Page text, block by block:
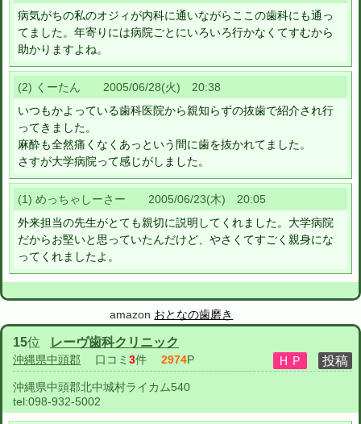
病気がちの私のオジィが内科に通いながらここの歯科にも通っ
てました。年寄りには病院ごとにいろいろ行かなくてすむから
助かりますよね。
(2) くーたん 2005/06/28(火) 20:38
いつもかよっている歯科医院から親知らずの抜歯で紹介され行
ってきました。
麻酔も全然痛くなくあっという間に歯を抜かれてました。
さすが大学病院って感じがしました。
(1) めっちゃしーさー 2005/06/23(木) 20:05
外来担当の先生がとても親切に説明してくれました。大学病院
だからお堅いと思っていたんだけど、やさくてすごく親身にな
ってくれましたよ。
amazon おとなの歯磨き
15位 レーヴ歯科クリニック
沖縄県中頭郡 口コミ 3件 2974P
沖縄県中頭郡北中城村ライカム540
tel:098-932-5002